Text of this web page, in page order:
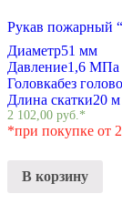
Рукав пожарный
Диаметр51 мм
Давление1,6 МПа
Головкабез
Длина скатки20 м
2 102,00 руб. *
*при покупке от
В корзину